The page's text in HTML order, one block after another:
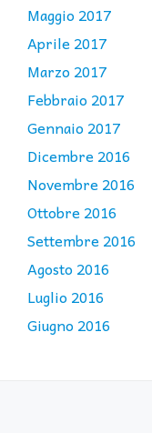
Maggio 2017
Aprile 2017
Marzo 2017
Febbraio 2017
Gennaio 2017
Dicembre 2016
Novembre 2016
Ottobre 2016
Settembre 2016
Agosto 2016
Luglio 2016
Giugno 2016